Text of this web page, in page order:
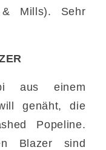
& Mills). Sehr
aus einem
genäht, die
Popeline.
Blazer sind